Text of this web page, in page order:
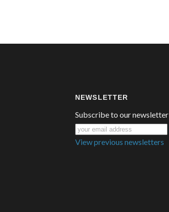
NEWSLETTER
Subscribe to our newsletter
View previous newsletters